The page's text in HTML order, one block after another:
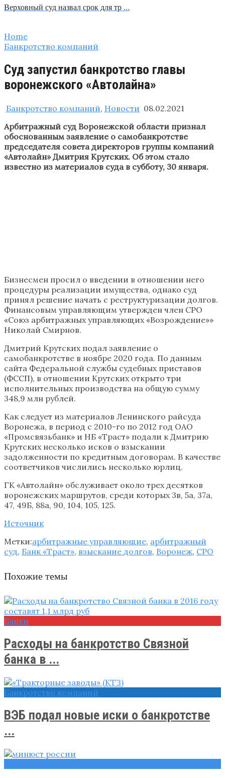
Верховный суд назвал срок для тр …
Home
Банкротство компаний
Суд запустил банкротство главы
воронежского «Автолайна»
Банкротство компаний, Новости 08.02.2021
Арбитражный суд Воронежской области признал
обоснованным заявление о самобанкротстве
председателя совета директоров группы компаний
«Автолайн» Дмитрия Крутских. Об этом стало
известно из материалов суда в субботу, 30 января.
Бизнесмен просил о введении в отношении него
процедуры реализации имущества, однако суд
принял решение начать с реструктуризации долгов.
Финансовым управляющим утвержден член СРО
«Союз арбитражных управляющих «Возрождение»»
Николай Смирнов.
Дмитрий Крутских подал заявление о
самобанкротстве в ноябре 2020 года. По данным
сайта Федеральной службы судебных приставов
(ФССП), в отношении Крутских открыто три
исполнительных производства на общую сумму
348,9 млн рублей.
Как следует из материалов Ленинского райсуда
Воронежа, в период с 2010-го по 2012 год ОАО
«Промсвязьбанк» и НБ «Траст» подали к Дмитрию
Крутских несколько исков о взыскании
задолженности по кредитным договорам. В качестве
соответчиков числились несколько юрлиц.
ГК «Автолайн» обслуживает около трех десятков
воронежских маршрутов, среди которых 3в, 5а, 37а,
47, 49Б, 88а, 90, 104, 105, 125.
Источник
Метки:арбитражные управляющие, арбитражный
суд, Банк «Траст», взыскание долгов, Воронеж, СРО
Похожие темы
Банки
Расходы на банкротство Связной
банка в ...
Банкротство компаний
ВЭБ подал новые иски о банкротстве
...